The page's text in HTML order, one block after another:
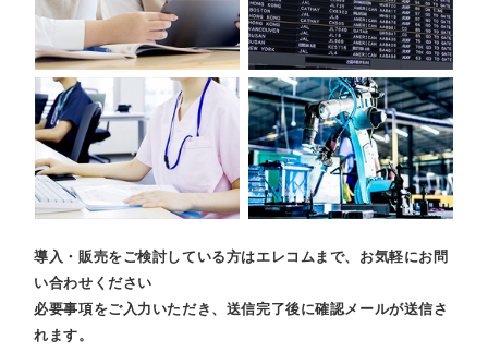
導入・販売をご検討している方はエレコムまで、お気軽にお問
い合わせください
必要事項をご入力いただき、送信完了後に確認メールが送信さ
れます。